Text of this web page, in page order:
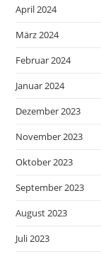
April 2024
März 2024
Februar 2024
Januar 2024
Dezember 2023
November 2023
Oktober 2023
September 2023
August 2023
Juli 2023